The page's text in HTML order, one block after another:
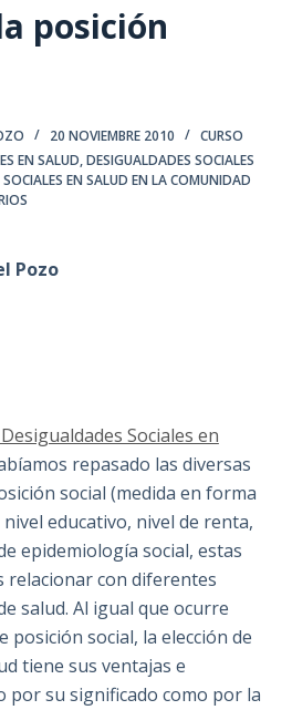
posición
20 NOVIEMBRE 2010
CURSO
EN SALUD,DESIGUALDADES SOCIALES
EN SALUD EN LA COMUNIDAD
Pozo
Sociales en
repasado las diversas
social (medida en forma
educativo, nivel de renta,
epidemiología social, estas
relacionar con diferentes
salud. Al igual que ocurre
posición social, la elección de
tiene sus ventajas e
por su significado como por la